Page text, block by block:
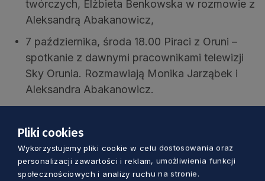
twórczych, Elżbieta Benkowska w rozmowie z
Aleksandrą Abakanowicz,
7 października, środa 18.00 Piraci z Oruni –
spotkanie z dawnymi pracownikami telewizji
Sky Orunia. Rozmawiają Monika Jarząbek i
Aleksandra Abakanowicz.
Dolne Miasto
1 października, czwartek, godz. 16.30 –
Przyroda Dolnego Miasta prowadzenie Michał
Pliki cookies
Wykorzystujemy pliki cookie w celu dostosowania oraz
personalizacji zawartości i reklam, umożliwienia funkcji
społecznościowych i analizy ruchu na stronie.